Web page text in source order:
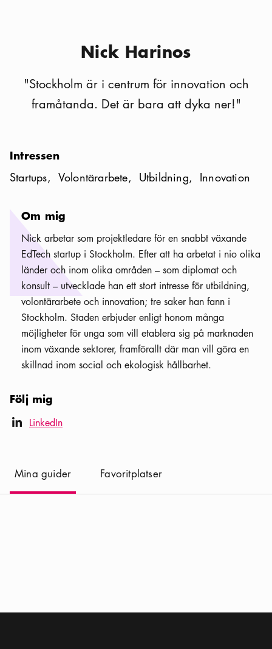
Nick Harinos
"Stockholm är i centrum för innovation och
framåtanda. Det är bara att dyka ner!"
Intressen
Startups Volontärarbete Utbildning Innovation
Om mig
Nick arbetar som projektledare för en snabbt växande
EdTech startup i Stockholm. Efter att ha arbetat i nio olika
länder och inom olika områden – som diplomat och
konsult – utvecklade han ett stort intresse för utbildning,
volontärarbete och innovation; tre saker han fann i
Stockholm. Staden erbjuder enligt honom många
möjligheter för unga som vill etablera sig på marknaden
inom växande sektorer, framförallt där man vill göra en
skillnad inom social och ekologisk hållbarhet.
Följ mig
linkedIn
LinkedIn ikon
LinkedIn
Mina guider( Nuvarande)
Favoritplatser